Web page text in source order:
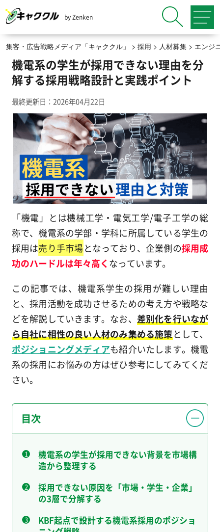
by Zenken
集客・広告戦略メディア「キャククル」 > 採用 > 人材募集> エンジ
機電系の学生が採用できない理由を分
解する採用戦略設計と実践ポイント
最終更新日：2026年04月22日
「機電」とは機械工学・電気工学/電子工学の総
称で、機電系の学部・学科に所属している学生の
採用は売り手市場となっており、企業側の採用成
功のハードルは年々高く なっています。
この記事では、機電系学生の採用が難しい理由
と、採用活動を成功させるための考え方や戦略な
どを解説していきます。なお、 差別化を行いなが
ら自社に相性の良い人材のみ集める施策として、
ポジショニングメディアも紹介いたします。機電
系の採用にお悩みの方はぜひ参考にしてみてくだ
さい。
目次
機電系の学生が採用できない背景を市場構
造から整理する
採用できない原因を「市場・学生・企業」
の3層で分解する
KBF起点で設計する機電系採用のポジショ